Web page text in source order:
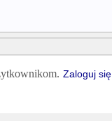
Zaloguj się